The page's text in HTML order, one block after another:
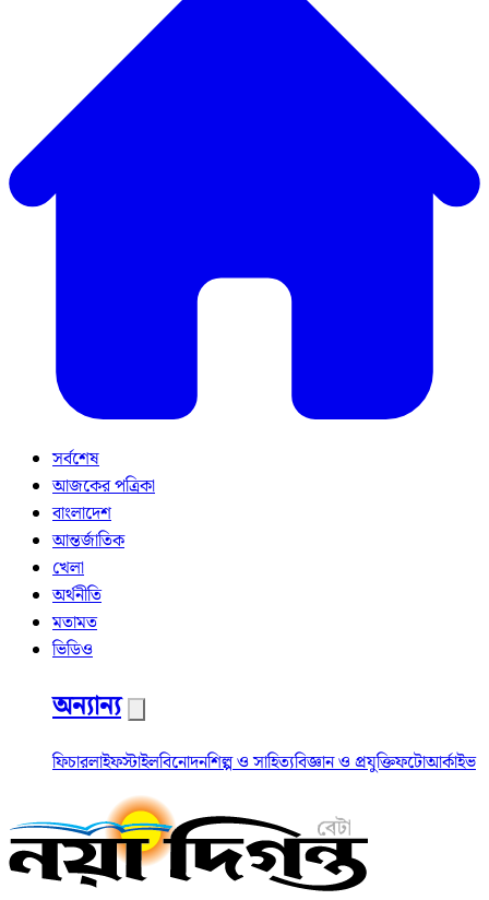
সর্বশেষ
আজকের পত্রিকা
বাংলাদেশ
আন্তর্জাতিক
খেলা
অর্থনীতি
মতামত
ভিডিও
অন্যান্য
ফিচারলাইফস্টাইলবিনোদনশিল্প ও সাহিত্যবিজ্ঞান ও প্রযুক্তিফটোআর্কাইভ